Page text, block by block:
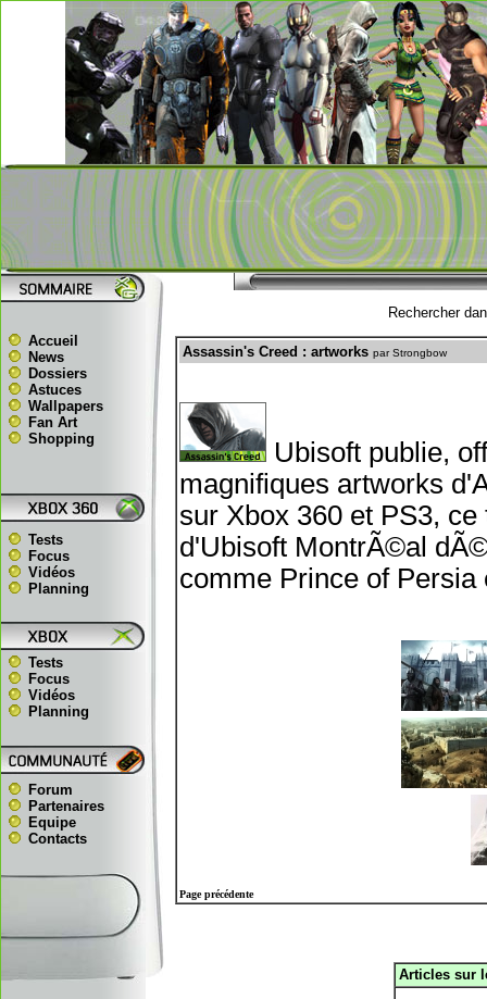
Accueil
News
Dossiers
Astuces
Wallpapers
Fan Art
Shopping
Tests
Focus
Vidéos
Planning
Tests
Focus
Vidéos
Planning
Forum
Partenaires
Equipe
Contacts
Rechercher
Assassin's Creed : artworks par Strongbow
Ubisoft publie,
magnifiques artworks
sur Xbox 360 et PS3,
d'Ubisoft MontrÃ©al
comme Prince of
Page précédente
Articles sur